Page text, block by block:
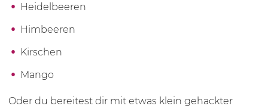
Heidelbeeren
Himbeeren
Kirschen
Mango
Oder du bereitest dir mit etwas klein gehackter